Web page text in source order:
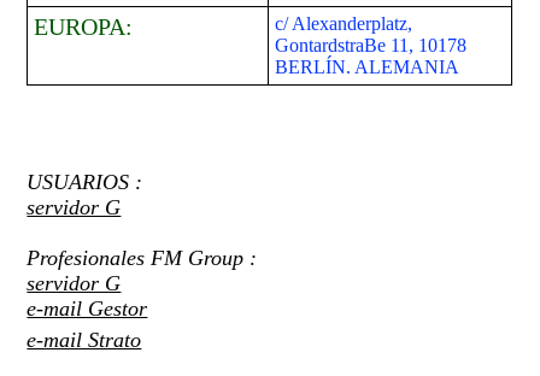
EUROPA:
c/ Alexanderplatz,
GontardstraBe 11, 10178
BERLÍN. ALEMANIA
USUARIOS :
servidor G
Profesionales FM Group :
servidor G
e-mail Gestor
e-mail Strato